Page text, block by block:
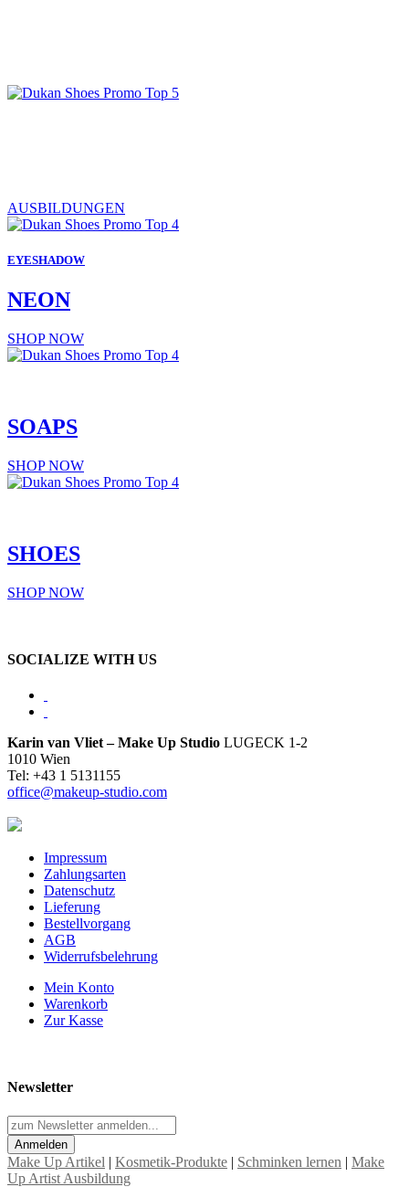
AUSBILDUNGEN
EYESHADOW
NEON
SHOP NOW
SOAPS
SHOP NOW
SHOES
SHOP NOW
SOCIALIZE WITH US
Karin van Vliet – Make Up Studio LUGECK 1-2
1010 Wien
Tel: +43 1 5131155
office@makeup-studio.com
Impressum
Zahlungsarten
Datenschutz
Lieferung
Bestellvorgang
AGB
Widerrufsbelehrung
Mein Konto
Warenkorb
Zur Kasse
Newsletter
Anmelden
Make Up Artikel | Kosmetik-Produkte | Schminken lernen | Make
Up Artist Ausbildung